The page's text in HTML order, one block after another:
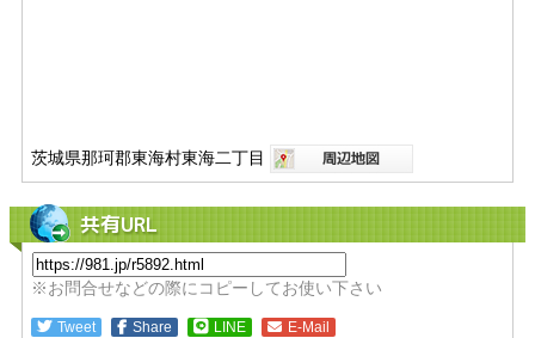
茨城県那珂郡東海村東海二丁目
共有URL
※お問合せなどの際にコピーしてお使い下さい
Tweet Share LINE E-Mail